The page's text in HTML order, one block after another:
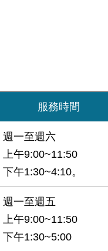
服務時間
週一至週六
上午9:00~11:50
下午1:30~4:10。
週一至週五
上午9:00~11:50
下午1:30~5:00